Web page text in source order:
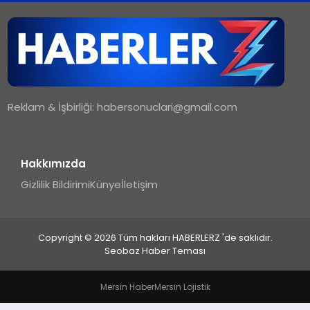
TEKNOLOJI
Reklam & İşbirliği:habersonuclari@gmail.com
Hakkımızda
Gizlilik BildirimiKünyeİletişim
Copyright © 2026 Tüm hakları HABERLERZ 'de saklıdır.
Seobaz Haber Teması
Mersin HaberMersin Lojistik